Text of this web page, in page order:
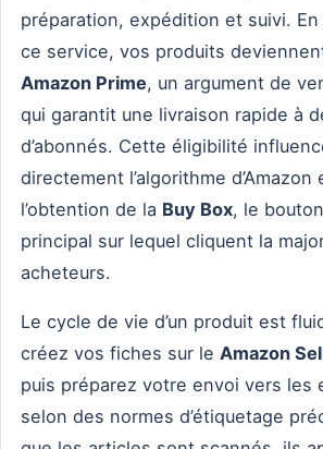
préparation, expédition et suivi. En
ce service, vos produits
Amazon Prime, un argument de
qui garantit une livraison rapide à
d’abonnés. Cette éligibilité
directement l’algorithme d’Amazon
l’obtention de la Buy Box, le
principal sur lequel cliquent la
acheteurs.
Le cycle de vie d’un produit est
créez vos fiches sur le Amazon
puis préparez votre envoi vers les
selon des normes d’étiquetage